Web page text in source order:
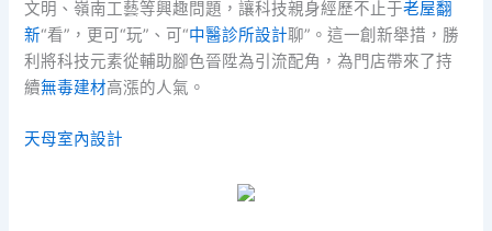
文明、嶺南工藝等興趣問題，讓科技親身經歷不止于老屋翻
新“看”，更可“玩”、可“中醫診所設計聊”。這一創新舉措，勝
利將科技元素從輔助腳色晉陞為引流配角，為門店帶來了持
續無毒建材高漲的人氣。
天母室內設計